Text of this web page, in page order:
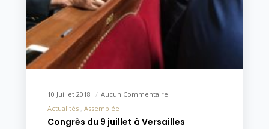
10 Juillet 2018
Aucun Commentaire
Actualités
Assemblée
Congrès du 9 juillet à Versailles